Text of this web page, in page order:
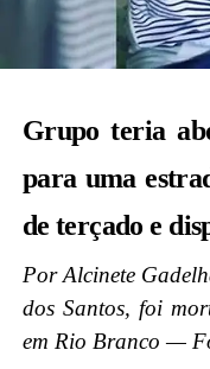
Grupo teria
para uma
de terçado e
Por Alcinete
dos Santos, foi
em Rio Branco —